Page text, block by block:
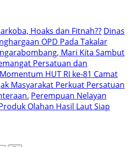
Hoaks dan Fitnah?? Dinas
OPD Pada Takalar
Mari Kita Sambut
Persatuan dan
HUT RI ke-81 Camat
Masyarakat Perkuat Persatuan
Perempuan Nelayan
Olahan Hasil Laut Siap